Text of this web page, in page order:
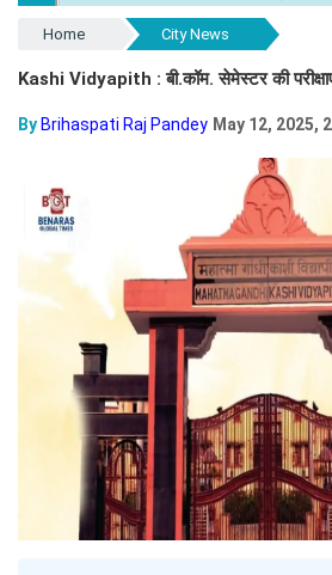
Home City News
Kashi Vidyapith : बी.कॉम. सेमेस्टर की
By Brihaspati Raj Pandey May 12, 2025,